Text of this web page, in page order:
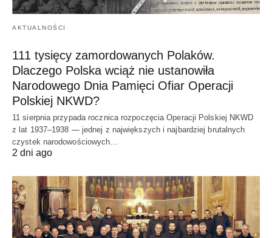
AKTUALNOŚCI
111 tysięcy zamordowanych Polaków.
Dlaczego Polska wciąż nie ustanowiła
Narodowego Dnia Pamięci Ofiar Operacji
Polskiej NKWD?
11 sierpnia przypada rocznica rozpoczęcia Operacji Polskiej NKWD
z lat 1937–1938 — jednej z największych i najbardziej brutalnych
czystek narodowościowych…
2 dni ago